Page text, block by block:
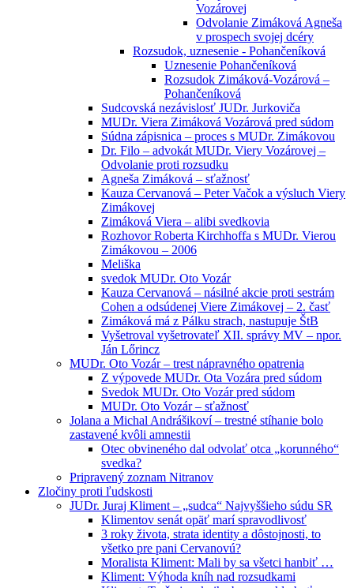
Vozárovej
Odvolanie Zimáková Agneša
v prospech svojej dcéry
Rozsudok, uznesenie - Pohančeníková
Uznesenie Pohančeníková
Rozsudok Zimáková-Vozárová –
Pohančeníková
Sudcovská nezávislosť JUDr. Jurkoviča
MUDr. Viera Zimáková Vozárová pred súdom
Súdna zápisnica – proces s MUDr. Zimákovou
Dr. Filo – advokát MUDr. Viery Vozárovej –
Odvolanie proti rozsudku
Agneša Zimáková – sťažnosť
Kauza Cervanová – Peter Vačok a výsluch Viery
Zimákovej
Zimáková Viera – alibi svedkovia
Rozhovor Roberta Kirchhoffa s MUDr. Vierou
Zimákovou – 2006
Meliška
svedok MUDr. Oto Vozár
Kauza Cervanová – násilné akcie proti sestrám
Cohen a odsúdenej Viere Zimákovej – 2. časť
Zimáková má z Pálku strach, nastupuje ŠtB
Vyšetroval vyšetrovateľ XII. správy MV – npor.
Ján Lőrincz
MUDr. Oto Vozár – trest nápravného opatrenia
Z výpovede MUDr. Ota Vozára pred súdom
Svedok MUDr. Oto Vozár pred súdom
MUDr. Oto Vozár – sťažnosť
Jolana a Michal Andrášikoví – trestné stíhanie bolo
zastavené kvôli amnestii
Otec obvineného dal odvolať otca „korunného“
svedka?
Pripravený zoznam Nitranov
Zločiny proti ľudskosti
JUDr. Juraj Kliment – „sudca“ Najvyššieho súdu SR
Klimentov senát opäť marí spravodlivosť
3 roky života, strata identity a dôstojnosti, to
všetko pre pani Cervanovú?
Moralista Kliment: Mali by sa všetci hanbiť …
Kliment: Výhoda kníh nad rozsudkami